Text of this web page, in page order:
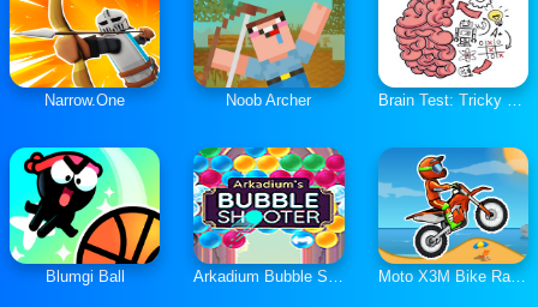
Narrow.One Noob Archer Brain Test: Tricky Puzzles
Blumgi Ball Arkadium Bubble Shooter Moto X3M Bike Race Game